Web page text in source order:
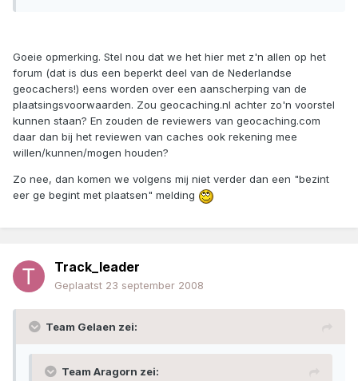
Goeie opmerking. Stel nou dat we het hier met z'n allen op het
forum (dat is dus een beperkt deel van de Nederlandse
geocachers!) eens worden over een aanscherping van de
plaatsingsvoorwaarden. Zou geocaching.nl achter zo'n voorstel
kunnen staan? En zouden de reviewers van geocaching.com
daar dan bij het reviewen van caches ook rekening mee
willen/kunnen/mogen houden?
Zo nee, dan komen we volgens mij niet verder dan een "bezint
eer ge begint met plaatsen" melding
Track_leader
Geplaatst 23 september 2008
Team Gelaen zei:
Team Aragorn zei: